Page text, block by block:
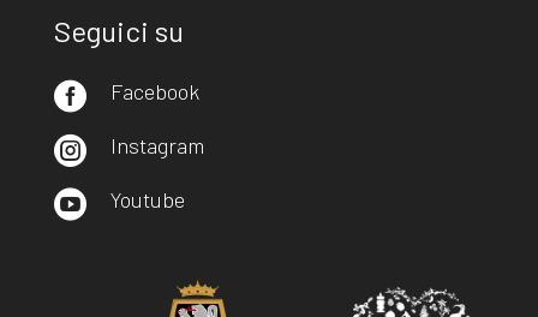
Seguici su
 Facebook
 Instagram
 Youtube